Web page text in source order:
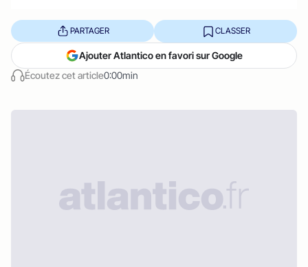
Écoutez cet article0:00min
PARTAGER CLASSER
Ajouter Atlantico en favori sur Google